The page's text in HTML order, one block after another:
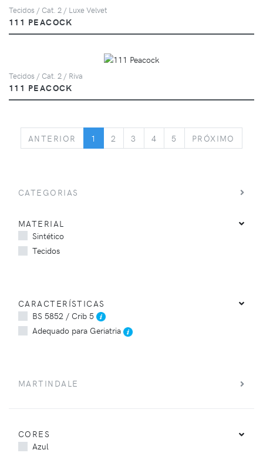
Tecidos / Cat. 2 / Luxe Velvet
111 PEACOCK
Tecidos / Cat. 2 / Riva
111 PEACOCK
ANTERIOR PREVIOUS
1 2 3 4 5 PRÓXIMO
CATEGORIAS
MATERIAL
Sintético
Tecidos
CARACTERÍSTICAS
BS 5852 / Crib 5
Adequado para Geriatria
MARTINDALE
CORES
Azul